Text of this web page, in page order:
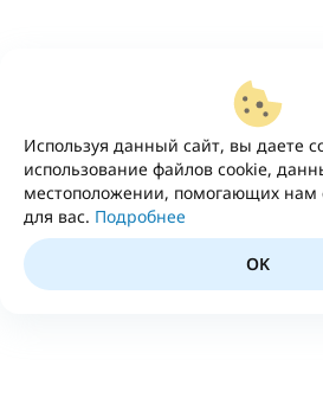
Используя данный сайт, вы даете
использование файлов cookie,
местоположении, помогающих нам
для вас. Подробнее
OK